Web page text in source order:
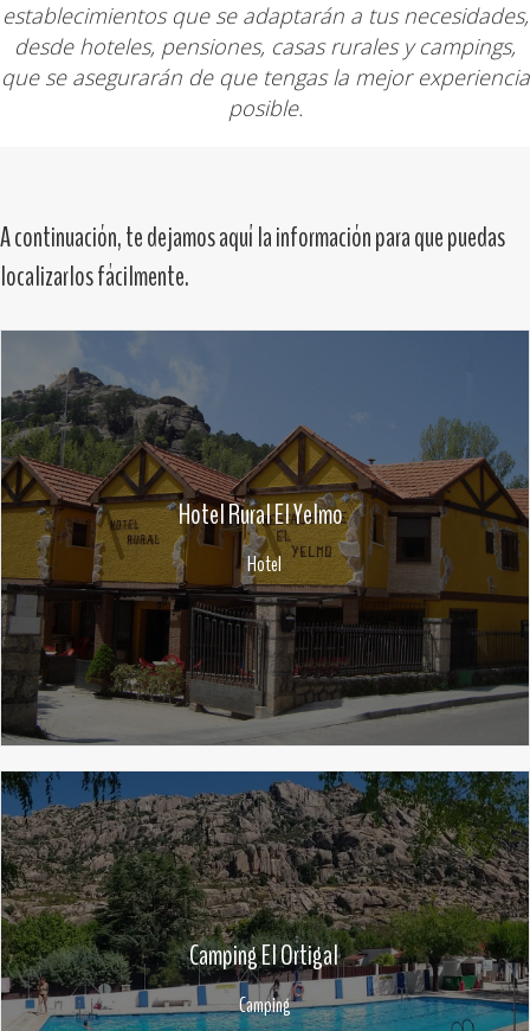
establecimientos que se adaptarán a tus necesidades,
desde hoteles, pensiones, casas rurales y campings,
que se asegurarán de que tengas la mejor experiencia
posible.
A continuación, te dejamos aquí la información para que puedas
localizarlos fácilmente.
Hotel Rural El Yelmo
Hotel
Camping El Ortigal
Camping